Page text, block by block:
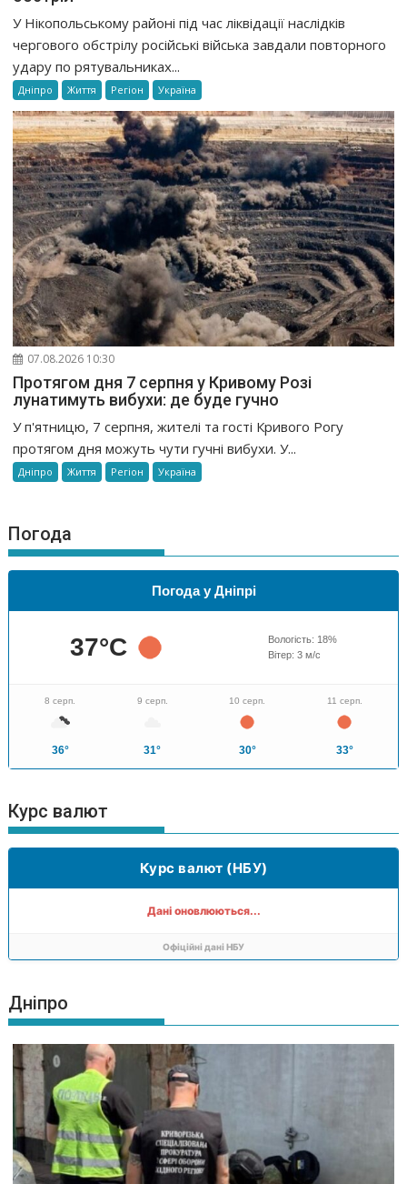
У Нікопольському районі під час ліквідації наслідків
чергового обстрілу російські війська завдали повторного
удару по рятувальниках...
Дніпро Життя Регіон Україна
07.08.2026 10:30
Протягом дня 7 серпня у Кривому Розі
лунатимуть вибухи: де буде гучно
У п'ятницю, 7 серпня, жителі та гості Кривого Рогу
протягом дня можуть чути гучні вибухи. У...
Дніпро Життя Регіон Україна
Погода
Погода у Дніпрі
37°C Вологість: 18%
Вітер: 3м/с
8 серп.
36°
9 серп.
31°
10 серп.
30°
11 серп.
33°
Курс валют
Курс валют (НБУ)
Дані оновлюються...
Офіційні дані НБУ
Дніпро